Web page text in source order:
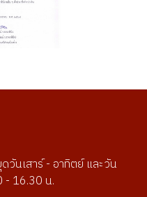
วันเสาร์ - อาทิตย์ และวัน
- 16.30 น.